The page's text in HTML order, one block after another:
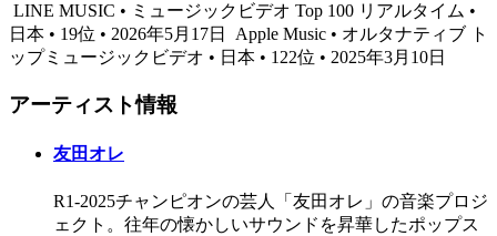
LINE MUSIC • ミュージックビデオ Top 100 リアルタイム •
日本 • 19位 • 2026年5月17日
Apple Music • オルタナティブ ト
ップミュージックビデオ • 日本 • 122位 • 2025年3月10日
アーティスト情報
友田オレ
R1-2025チャンピオンの芸人「友田オレ」の音楽プロジ
ェクト。往年の懐かしいサウンドを昇華したポップス